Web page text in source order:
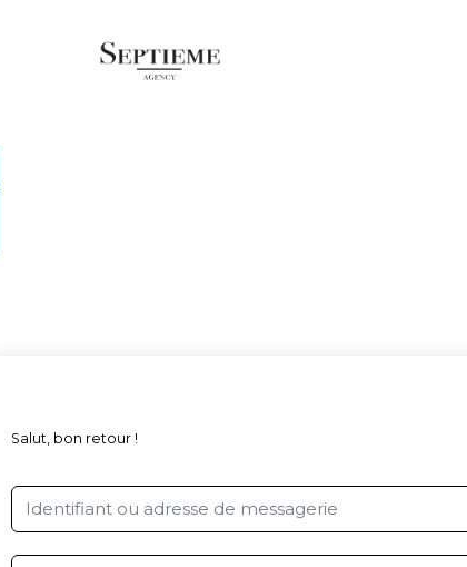
Salut, bon retour !